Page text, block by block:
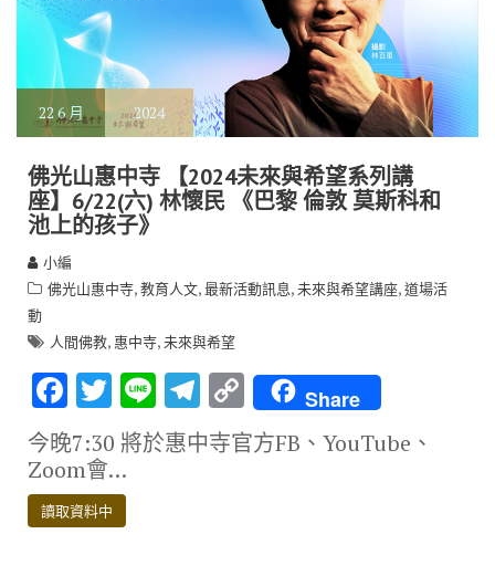
22 6 月 2024
佛光山惠中寺 【2024未來與希望系列講
座】6/22(六) 林懷民 《巴黎 倫敦 莫斯科和
池上的孩子》
小編
佛光山惠中寺,教育人文,最新活動訊息,未來與希望講座,道場活
動
人間佛教, 惠中寺,未來與希望
F
ac
e
b
o
T
w
it
te
r
Li
n
e
T
el
e
C
o
p
Share
今晚7:30 將於惠中寺官方FB、YouTube、
Zoom會…
讀取資料中